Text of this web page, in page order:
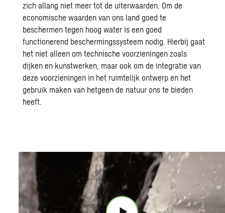
zich allang niet meer tot de uiterwaarden. Om de
economische waarden van ons land goed te
beschermen tegen hoog water is een goed
functionerend beschermingssysteem nodig. Hierbij gaat
het niet alleen om technische voorzieningen zoals
dijken en kunstwerken, maar ook om de integratie van
deze voorzieningen in het ruimtelijk ontwerp en het
gebruik maken van hetgeen de natuur ons te bieden
heeft.